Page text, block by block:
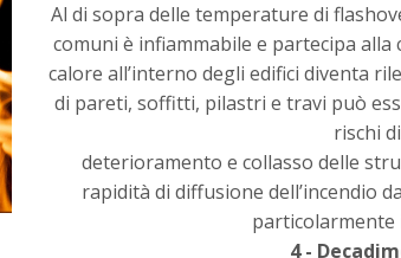
Al di sopra delle temperature di
comuni è infiammabile e partecipa
calore all’interno degli edifici diventa
di pareti, soffitti, pilastri e travi può
rischi di
deterioramento e collasso delle
rapidità di diffusione dell’incendio
particolarmente
4 -